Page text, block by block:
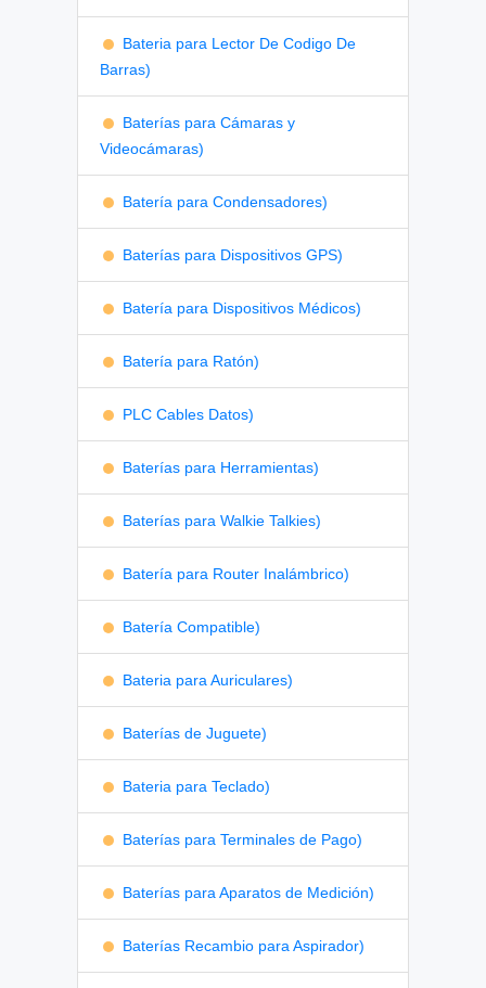
Bateria para Lector De Codigo De
Barras)
Baterías para Cámaras y
Videocámaras)
Batería para Condensadores)
Baterías para Dispositivos GPS)
Batería para Dispositivos Médicos)
Batería para Ratón)
PLC Cables Datos)
Baterías para Herramientas)
Baterías para Walkie Talkies)
Batería para Router Inalámbrico)
Batería Compatible)
Bateria para Auriculares)
Baterías de Juguete)
Bateria para Teclado)
Baterías para Terminales de Pago)
Baterías para Aparatos de Medición)
Baterías Recambio para Aspirador)